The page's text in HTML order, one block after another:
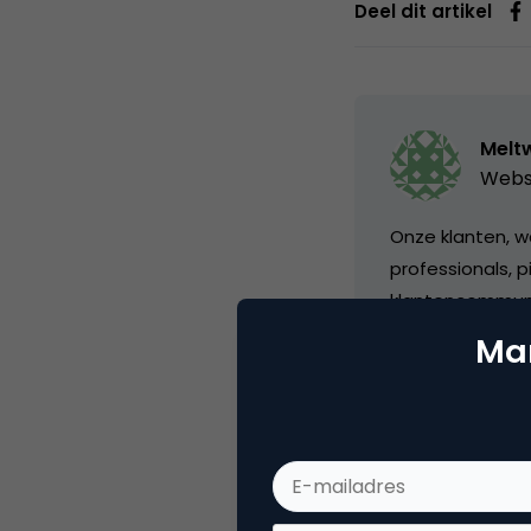
Deel dit artikel
Onze klanten,
professionals,
online
bedrijven aan